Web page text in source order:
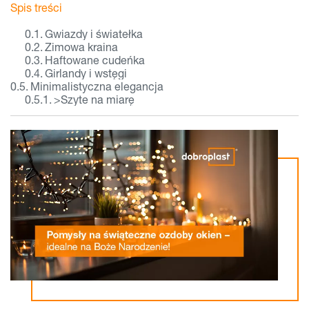
Spis treści
Gwiazdy i światełka
Zimowa kraina
Haftowane cudeńka
Girlandy i wstęgi
Minimalistyczna elegancja
>Szyte na miarę